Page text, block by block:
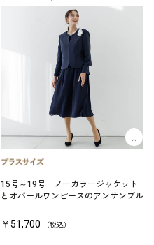
15号～19号｜ノーカラージャケット
とオパールワンピースのアンサンブル
￥51,700 （税込）